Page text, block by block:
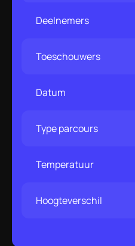
Deelnemers
Toeschouwers
Datum
Type parcours
Temperatuur
Hoogteverschil